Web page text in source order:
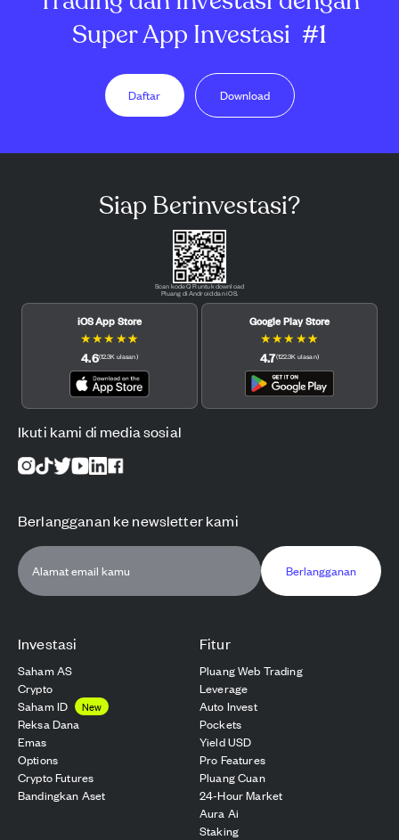
Super App Investasi #1
Daftar Download
Investasi
Saham AS
Crypto
Saham ID
New
Reksa Dana
Emas
Options
Crypto Futures
Bandingkan Aset
Fitur
Pluang Web Trading
Leverage
Auto Invest
Pockets
Yield USD
Pro Features
Pluang Cuan
24-Hour Market
Aura Ai
Staking
Siap Berinvestasi?
Scan kode QR untuk download
Pluang di Android dan iOS.
iOS App Store
★★★ ★★
4.6(12.3K ulasan)
Google Play Store
★★★ ★★
4.7(122.3K ulasan)
Ikuti kami di media sosial
Berlangganan ke newsletter kami
Berlangganan